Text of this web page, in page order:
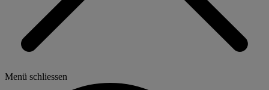
Menü schliessen